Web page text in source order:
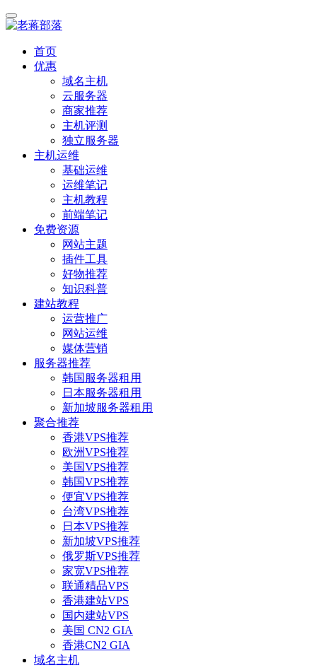
首页
优惠
域名主机
云服务器
商家推荐
主机评测
独立服务器
主机运维
基础运维
运维笔记
主机教程
前端笔记
免费资源
网站主题
插件工具
好物推荐
知识科普
建站教程
运营推广
网站运维
媒体营销
服务器推荐
韩国服务器租用
日本服务器租用
新加坡服务器租用
聚合推荐
香港VPS推荐
欧洲VPS推荐
美国VPS推荐
韩国VPS推荐
便宜VPS推荐
台湾VPS推荐
日本VPS推荐
新加坡VPS推荐
俄罗斯VPS推荐
家宽VPS推荐
联通精品VPS
香港建站VPS
国内建站VPS
美国 CN2 GIA
香港CN2 GIA
域名主机